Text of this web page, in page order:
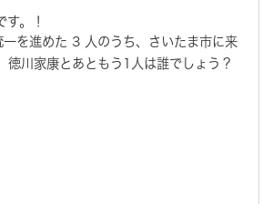
す。！
を進めた 3 人のうち、さいたま市に来
徳川家康とあともう1人は誰でしょう？